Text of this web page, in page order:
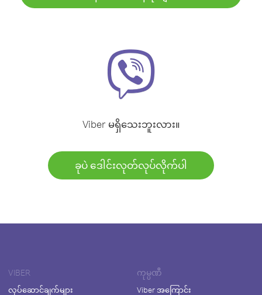
Viber မရှိသေးဘူးလား။
ခုပဲ ဒေါင်းလုတ်လုပ်လိုက်ပါ
VIBER
လုပ်ဆောင်ချက်များ
ကုမ္ပဏီ
Viber အကြောင်း